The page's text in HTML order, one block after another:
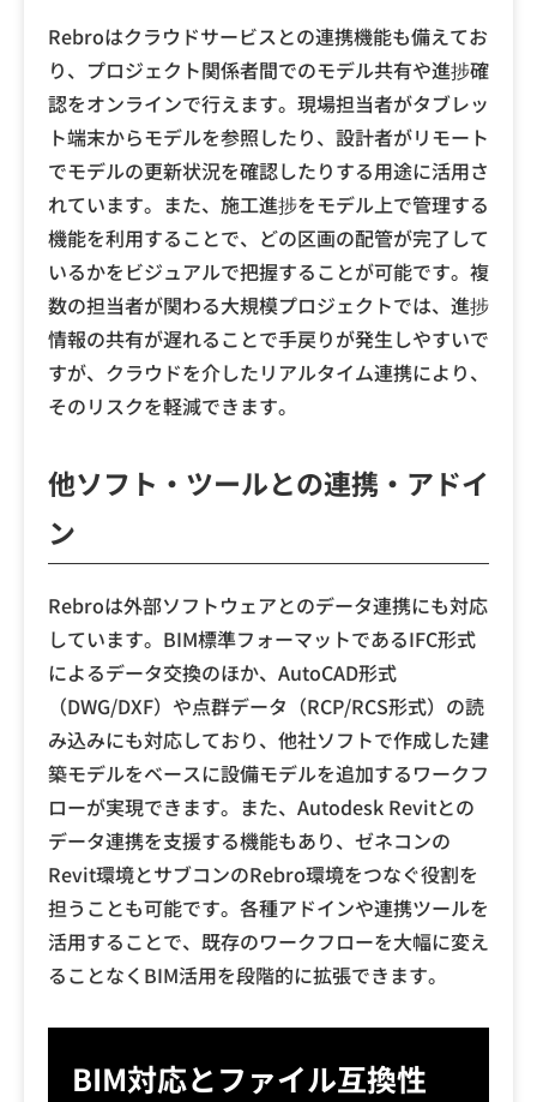
Rebroはクラウドサービスとの連携機能も備えてお
り、プロジェクト関係者間でのモデル共有や進捗確
認をオンラインで行えます。現場担当者がタブレッ
ト端末からモデルを参照したり、設計者がリモート
でモデルの更新状況を確認したりする用途に活用さ
れています。また、施工進捗をモデル上で管理する
機能を利用することで、どの区画の配管が完了して
いるかをビジュアルで把握することが可能です。複
数の担当者が関わる大規模プロジェクトでは、進捗
情報の共有が遅れることで手戻りが発生しやすいで
すが、クラウドを介したリアルタイム連携により、
そのリスクを軽減できます。
他ソフト・ツールとの連携・アドイ
ン
Rebroは外部ソフトウェアとのデータ連携にも対応
しています。BIM標準フォーマットであるIFC形式
によるデータ交換のほか、AutoCAD形式
（DWG/DXF）や点群データ（RCP/RCS形式）の読
み込みにも対応しており、他社ソフトで作成した建
築モデルをベースに設備モデルを追加するワークフ
ローが実現できます。また、Autodesk Revitとの
データ連携を支援する機能もあり、ゼネコンの
Revit環境とサブコンのRebro環境をつなぐ役割を
担うことも可能です。各種アドインや連携ツールを
活用することで、既存のワークフローを大幅に変え
ることなくBIM活用を段階的に拡張できます。
BIM対応とファイル互換性